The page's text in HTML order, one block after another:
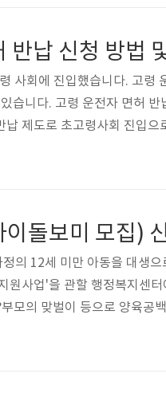
하는 색이 되었습니..
반납 신청 방법
사회에 진입했습니다. 고령
습니다. 고령 운전자 면허
제도로 초고령사회 진입으
문제로 부각 되어 이를 위해
권 등특징..
돌보미 모집)
의 12세 미만 아동을 대생
원사업'을 관할 행정복지센
모의 맞벌이 등으로 양육공
가는 돌봄 서비스를 제공하